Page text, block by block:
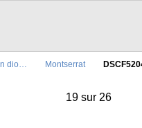
dio… Montserrat
19 sur 26